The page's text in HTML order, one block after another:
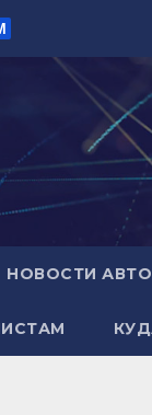
НОВОСТИ АВТО